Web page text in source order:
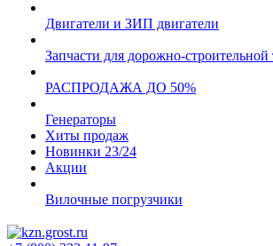
Двигатели и ЗИП двигатели
Запчасти для дорожно-строительной
РАСПРОДАЖА ДО 50%
Генераторы
Хиты продаж
Новинки 23/24
Акции
Вилочные погрузчики